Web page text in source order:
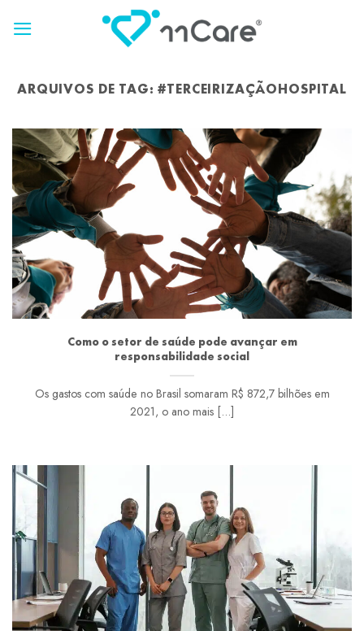
ARQUIVOS DE TAG:#TERCEIRIZAÇÃOHOSPITAL
Como o setor de saúde pode avançar em
responsabilidade social
Os gastos com saúde no Brasil somaram R$ 872,7 bilhões em
2021, o ano mais [...]